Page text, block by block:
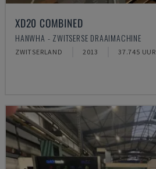
XD20 COMBINED
HANWHA - ZWITSERSE DRAAIMACHINE
ZWITSERLAND 2013 37.745 UUR